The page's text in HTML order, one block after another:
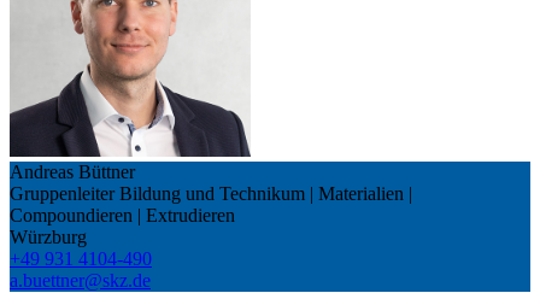
Andreas Büttner
Gruppenleiter Bildung und Technikum | Materialien |
Compoundieren | Extrudieren
Würzburg
+49 931 4104-490
a.buettner@skz.de